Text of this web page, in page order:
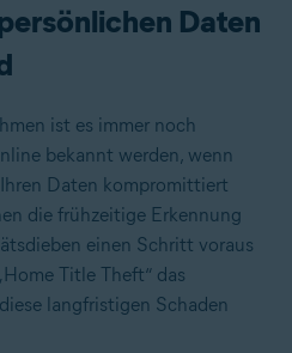
Daten
ist es immer noch
bekannt werden, wenn
Daten kompromittiert
die frühzeitige Erkennung
einen Schritt voraus
Title Theft“ das
langfristigen Schaden